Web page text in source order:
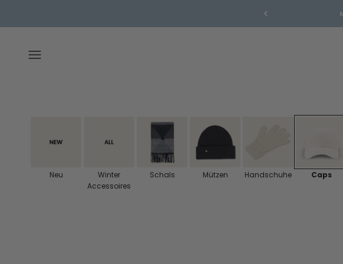
Menü
Neu
Winter
Accessoires
Schals Mützen Handschuhe Caps